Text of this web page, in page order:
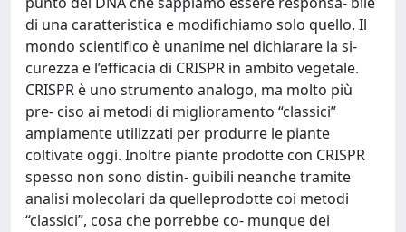
di una caratteristica e modifichiamo solo quello. Il
mondo scientifico è unanime nel dichiarare la si-
curezza e l’efficacia di CRISPR in ambito vegetale.
CRISPR è uno strumento analogo, ma molto più
pre- ciso ai metodi di miglioramento “classici”
ampiamente utilizzati per produrre le piante
coltivate oggi. Inoltre piante prodotte con CRISPR
spesso non sono distin- guibili neanche tramite
analisi molecolari da quelleprodotte coi metodi
“classici”, cosa che porrebbe co- munque dei